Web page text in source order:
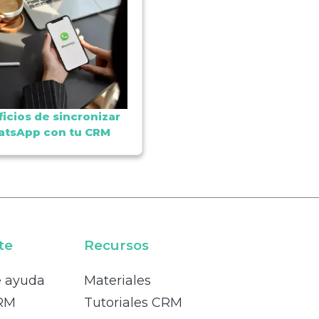
de sincronizar
con tu CRM
ayuda
Recursos
Materiales
Tutoriales CRM